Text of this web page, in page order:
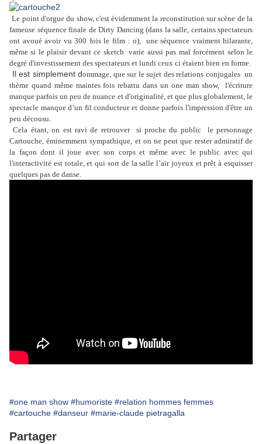
Le point d'orgue du show, c'est évidemment la reconstitution sur scène de la
fameuse séquence finale de Dirty Dancing (dans la salle, certains spectateurs
ont avoué avoir vu 300 fois le film : o), une séquence vraiment hilarante,
même si le plaisir devant ce sketch varie aussi pas mal forcément selon le
degré d'investissement des spectateurs et lundi ceux ci étaient bien en forme.
Il est simplement dommage, que sur le sujet des relations conjugales un
thème quand même maintes fois rebattu dans un one man show, l'écriture
manque parfois un peu de nuance et d'originalité, et que plus globalement, le
spectacle manque d’un fil conducteur et donne parfois l'impression d'être un
peu décousu.
Cela étant, on est ravi de retrouver si proche du public
le personnage
Cartouche, éminemment sympathique, et on ne peut que rester admiratif de
la façon dont il joue avec son corps et même avec le public avec qui
l'interactivité est totale, et qui sort de la salle l’air joyeux et prêt à esquisser
quelques pas de danse.
#one man show #humoriste #relation hommes femmes
#cartouche #danseur #marie-claude pietragalla
Partager